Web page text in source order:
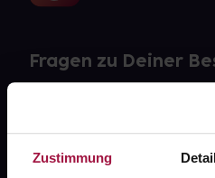
Zustimmung
Fragen zu Deiner